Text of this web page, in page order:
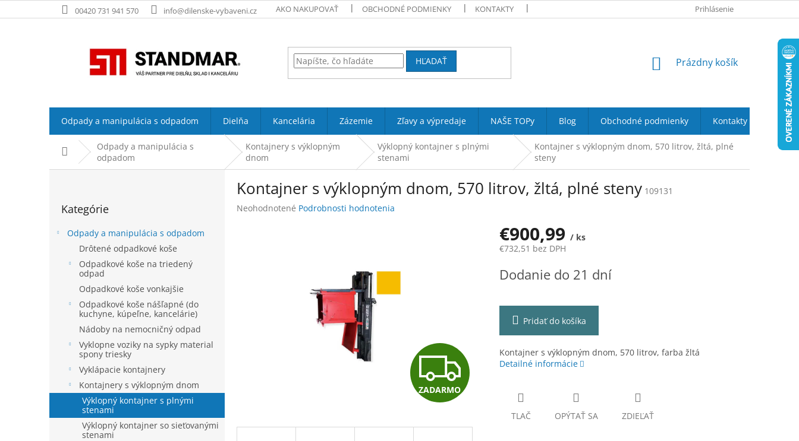
na
00420 731 941 570 info@dilenske-vybaveni.cz AKO NAKUPOVAŤ OBCHODNÉ PODMIENKY KONTAKTY PODMIENKY OCHRANY OSOBNÝCH ÚDAJOV
Prihlásenie
HĽADAŤ
NÁKUPNÝ
Prázdny košík
Odpady a manipulácia s odpadom Dielňa Kancelária Zázemie Zľavy a výpredaje NAŠE TOPy Blog Obchodné podmienky Kontakty
DomovOdpady a manipulácia s
odpadom
Kontajnery s výklopným
dnom
Výklopný kontajner s plnými
stenami
Kontajner s výklopným dnom, 570 litrov, žltá, plné
steny
kategórie
Kategórie
Odpady a manipulácia s odpadom
Drôtené odpadkové koše
Odpadkové koše na triedený
odpad
Odpadkové koše vonkajšie
Odpadkové koše nášľapné (do
kuchyne, kúpeľne, kancelárie)
Nádoby na nemocničný odpad
Vyklopne voziky na sypky material
spony triesky
Vyklápacie kontajnery
Kontajnery s výklopným dnom
Výklopný kontajner s plnými
stenami
Výklopný kontajner so sieťovanými
stenami
Kontajner s výklopným dnom, 570 litrov, žltá, plné steny 109131
Priemerné
Neohodnotené Podrobnosti hodnotenia
Z
A
ZADARMO
€900,99 / ks
€732,51 bez DPH
cena:
Dodanie do 21 dní
Pridať do košíka
Kontajner s výklopným dnom, 570 litrov, farba žltá
Detailné informácie
TLAČ OPÝTAŤ SA ZDIEĽAŤ